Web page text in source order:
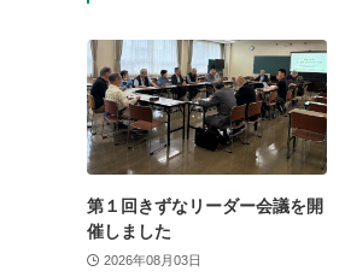
第１回きずなリーダー会議を開
催しました
2026年08月03日